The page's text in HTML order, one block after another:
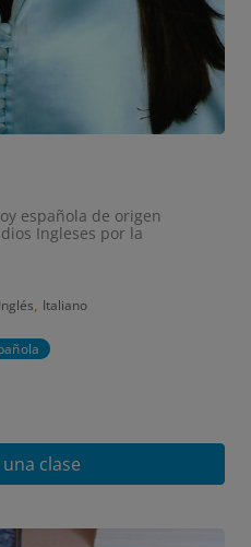
española de origen
Ingleses por la
Inglés, Italiano
clase